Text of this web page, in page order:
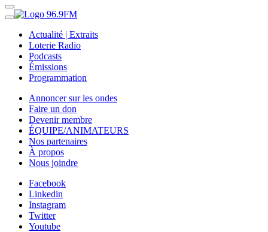
Actualité | Extraits
Loterie Radio
Podcasts
Émissions
Programmation
Annoncer sur les ondes
Faire un don
Devenir membre
ÉQUIPE/ANIMATEURS
Nos partenaires
À propos
Nous joindre
Facebook
Linkedin
Instagram
Twitter
Youtube